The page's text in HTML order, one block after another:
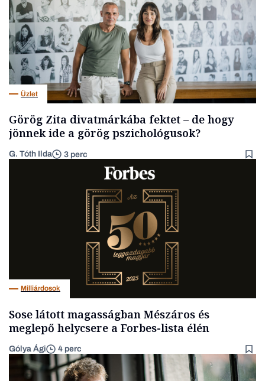
Üzlet
Görög Zita divatmárkába fektet – de hogy
jönnek ide a görög pszichológusok?
G. Tóth Ilda 3 perc
Milliárdosok
Sose látott magasságban Mészáros és
meglepő helycsere a Forbes-lista élén
Gólya Ági 4 perc